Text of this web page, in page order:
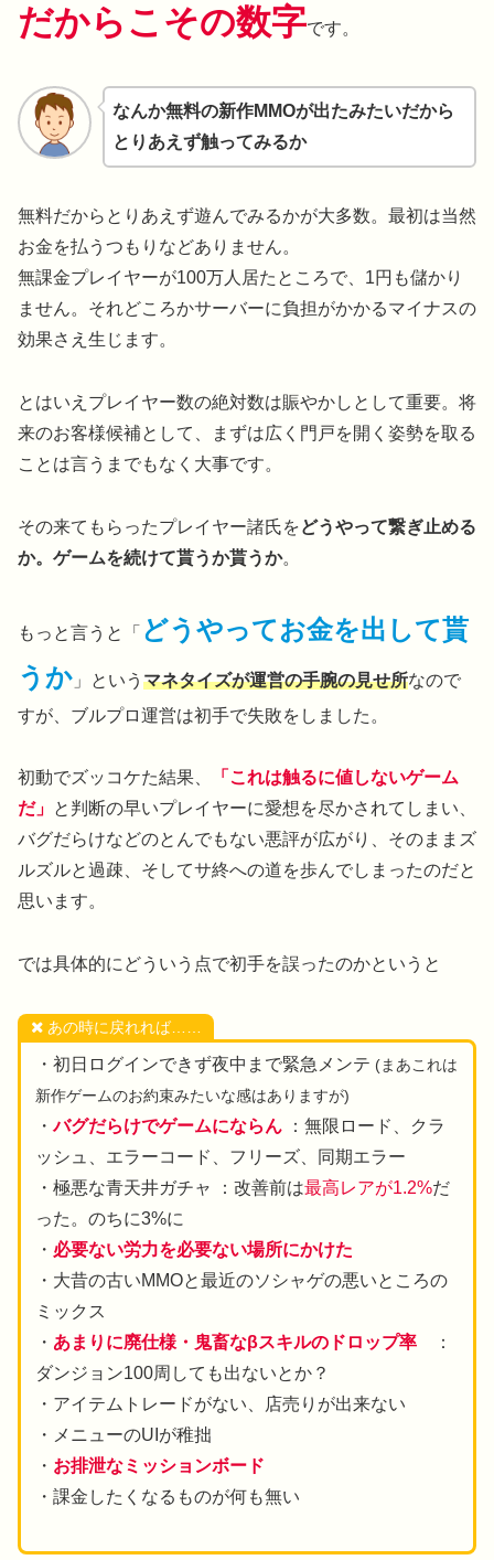
だからこその数字です。
なんか無料の新作MMOが出たみたいだから
とりあえず触ってみるか
無料だからとりあえず遊んでみるかが大多数。最初は当然
お金を払うつもりなどありません。
無課金プレイヤーが100万人居たところで、1円も儲かり
ません。それどころかサーバーに負担がかかるマイナスの
効果さえ生じます。
とはいえプレイヤー数の絶対数は賑やかしとして重要。将
来のお客様候補として、まずは広く門戸を開く姿勢を取る
ことは言うまでもなく大事です。
その来てもらったプレイヤー諸氏をどうやって繋ぎ止める
か。ゲームを続けて貰うか貰うか。
もっと言うと「 どうやってお金を出して貰
うか 」という マネタイズが運営の手腕の見せ所なので
すが、ブルプロ運営は初手で失敗をしました。
初動でズッコケた結果、
「これは触るに値しないゲーム
だ」 と判断の早いプレイヤーに愛想を尽かされてしまい、
バグだらけなどのとんでもない悪評が広がり、そのままズ
ルズルと過疎、そしてサ終への道を歩んでしまったのだと
思います。
では具体的にどういう点で初手を誤ったのかというと
あの時に戻れれば……
・初日ログインできず夜中まで緊急メンテ (まあこれは
新作ゲームのお約束みたいな感はありますが)
・バグだらけでゲームにならん：無限ロード、クラ
ッシュ、エラーコード、フリーズ、同期エラー
・極悪な青天井ガチャ ：改善前は最高レアが1.2%だ
った。のちに3%に
・ 必要ない労力を必要ない場所にかけた
・大昔の古いMMOと最近のソシャゲの悪いところの
ミックス
・ あまりに廃仕様・鬼畜なβスキルのドロップ率：
ダンジョン100周しても出ないとか？
・アイテムトレードがない、店売りが出来ない
・メニューのUIが稚拙
・ お排泄なミッションボード
・課金したくなるものが何も無い